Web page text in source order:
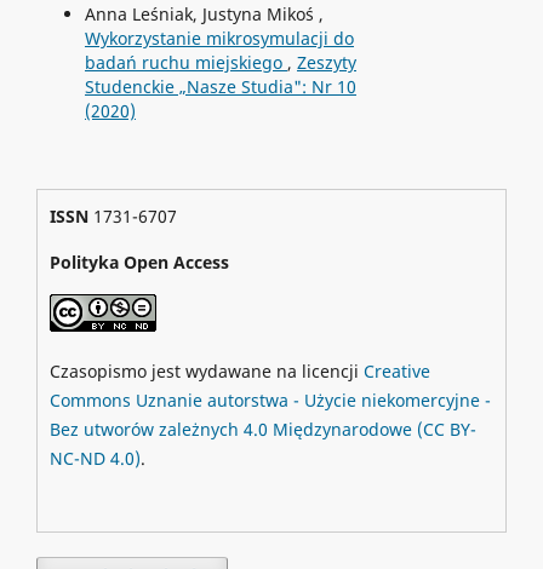
Anna Leśniak, Justyna Mikoś ,
Wykorzystanie mikrosymulacji do
badań ruchu miejskiego , Zeszyty
Studenckie „Nasze Studia": Nr 10
(2020)
ISSN1731-6707
Polityka Open Access
Czasopismo jest wydawane na licencji Creative
Commons Uznanie autorstwa - Użycie niekomercyjne -
Bez utworów zależnych 4.0 Międzynarodowe (CC BY-
NC-ND 4.0).